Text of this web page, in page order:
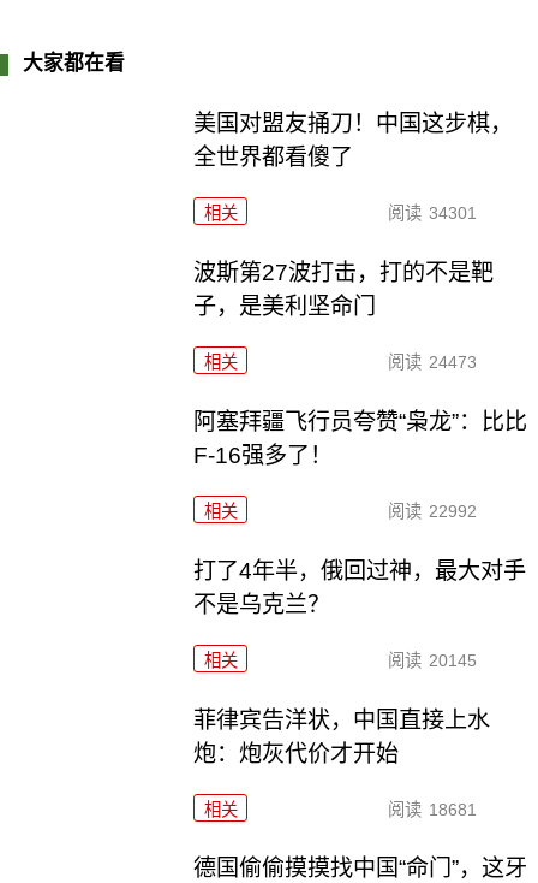
大家都在看
美国对盟友捅刀！中国这步棋，
全世界都看傻了
相关 阅读 34301
波斯第27波打击，打的不是靶
子，是美利坚命门
相关 阅读 24473
阿塞拜疆飞行员夸赞“枭龙”：比比
F-16强多了！
相关 阅读 22992
打了4年半，俄回过神，最大对手
不是乌克兰？
相关 阅读 20145
菲律宾告洋状，中国直接上水
炮：炮灰代价才开始
相关 阅读 18681
德国偷偷摸摸找中国“命门”，这牙